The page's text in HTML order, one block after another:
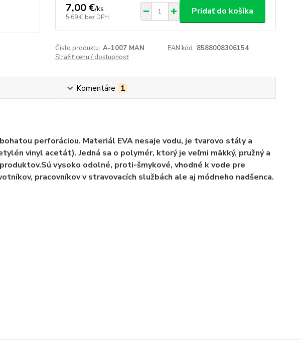
7,00 €/ks
5,69 € bez DPH
Pridať do košíka
Číslo produktu: A-1007 MAN EAN kód: 8588008306154
Strážiť cenu / dostupnosť
Komentáre 1
perforáciou. Materiál EVA nesaje vodu, je tvarovo stály a
vinyl acetát). Jedná sa o polymér, ktorý je veľmi mäkký, pružný a
vysoko odolné, proti-šmykové, vhodné k vode pre
pracovníkov v stravovacích službách ale aj módneho nadšenca.